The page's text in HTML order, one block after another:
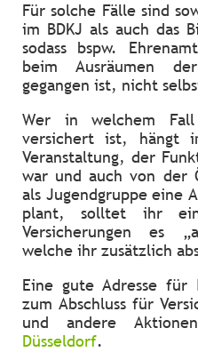
Für solche Fälle sind
im BDKJ als auch das
sodass bspw.
beim Ausräumen
gegangen ist, nicht
Wer in welchem
versichert ist, hängt
Veranstaltung, der
war und auch von der
als Jugendgruppe eine
plant, solltet ihr
Versicherungen es
welche ihr zusätzlich
Eine gute Adresse für
zum Abschluss für
und andere
Düsseldorf.